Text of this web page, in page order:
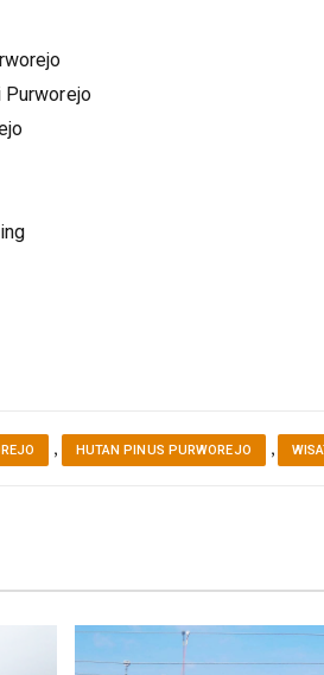
Purworejo
, HUTAN PINUS PURWOREJO ,